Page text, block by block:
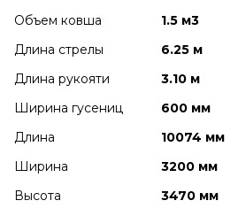
Объем ковша
1.5 м3
Длина стрелы
6.25 м
Длина рукояти
3.10 м
Ширина гусениц
600 мм
Длина
10074 мм
Ширина
3200 мм
Высота
3470 мм